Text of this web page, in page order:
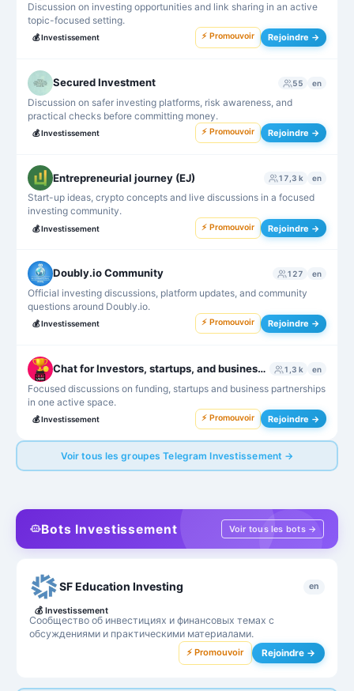
Discussion on investing opportunities and link sharing in an active
topic-focused setting.
💰Investissement ⚡ Promouvoir Rejoindre →
Secured Investment 55 en
Discussion on safer investing platforms, risk awareness, and
practical checks before committing money.
💰Investissement ⚡ Promouvoir Rejoindre →
Entrepreneurial journey (EJ) 17,3 k en
Start-up ideas, crypto concepts and live discussions in a focused
investing community.
💰Investissement ⚡ Promouvoir Rejoindre →
Doubly.io Community 127 en
Official investing discussions, platform updates, and community
questions around Doubly.io.
💰Investissement ⚡ Promouvoir Rejoindre →
Chat for Investors, startups, and business partnerships 1,3 k en
Focused discussions on funding, startups and business partnerships
in one active space.
💰Investissement ⚡ Promouvoir Rejoindre →
Voir tous les groupes Telegram Investissement →
Bots Investissement Voir tous les bots →
SF Education Investing en
Сообщество об инвестициях и финансовых темах с
обсуждениями и практическими материалами.
💰 Investissement
⚡ Promouvoir Rejoindre →